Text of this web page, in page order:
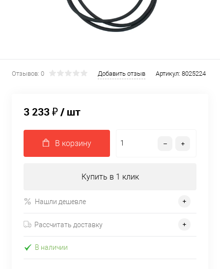
Отзывов: 0 Добавить отзыв Артикул: 8025224
3 233 ₽/ шт
В корзину
Купить в 1 клик
Нашли дешевле
Рассчитать доставку
В наличии